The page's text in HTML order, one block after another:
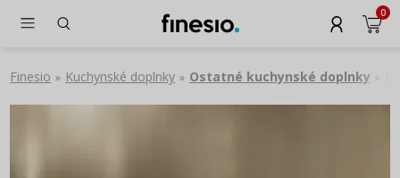
0
Finesio » Kuchynské doplnky » Ostatné kuchynské doplnky »